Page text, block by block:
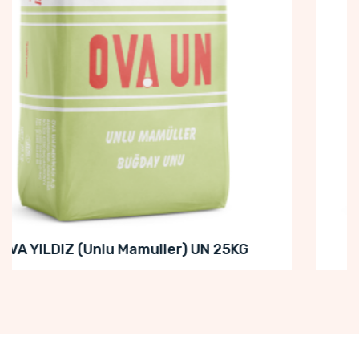
OVA JOKER (Unlu Mamuller) UN 25KG